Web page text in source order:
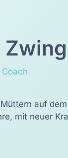
auf
mit neuer